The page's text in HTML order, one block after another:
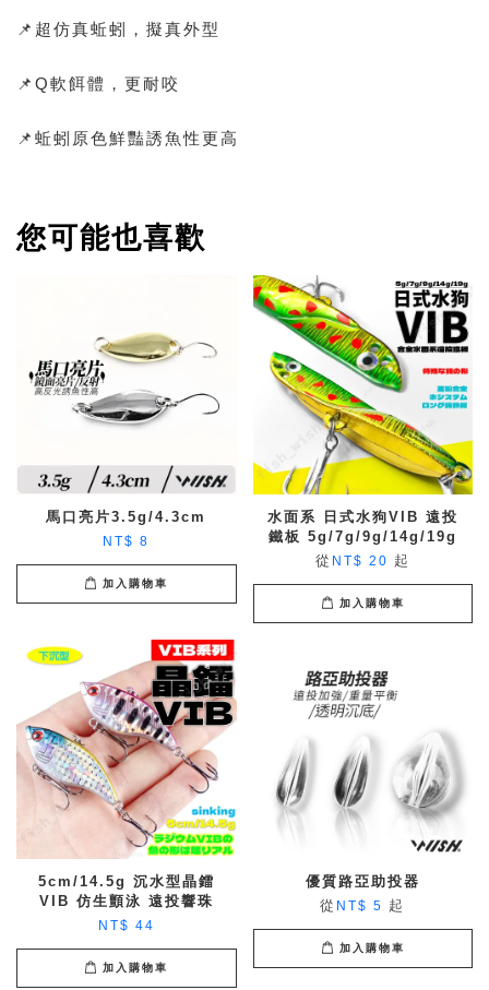
📌超仿真蚯蚓，擬真外型
📌Q軟餌體，更耐咬
📌蚯蚓原色鮮豔誘魚性更高
您可能也喜歡
馬口亮片3.5g/4.3cm
NT$ 8
加入購物車
水面系 日式水狗VIB 遠投
鐵板 5g/7g/9g/14g/19g
從 NT$ 20 起
加入購物車
5cm/14.5g 沉水型晶鐳
VIB 仿生顫泳 遠投響珠
NT$ 44
加入購物車
優質路亞助投器
從 NT$ 5 起
加入購物車